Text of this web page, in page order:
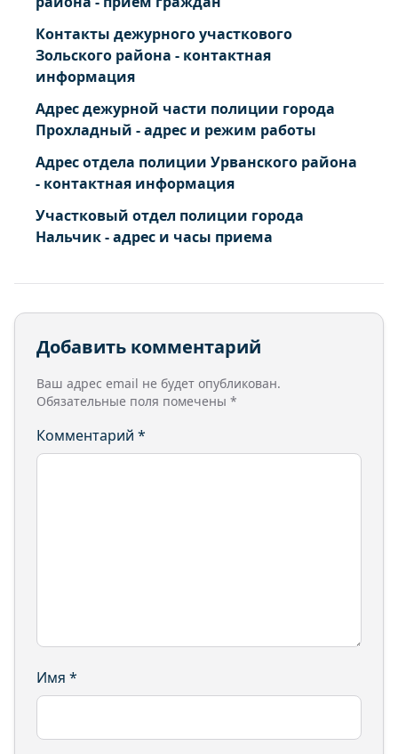
23 25 27 29 31 33 35 37 39 41 43 45 47 49 51 53
55 57 59 61 63 65 65 69 71
Терек г. Теунова ул. Четная сторона улицы
Контакты дежурного участкового
Зольского района - контактная
информация
Адрес дежурной части полиции города
Прохладный - адрес и режим работы
Адрес отдела полиции Урванского района
- контактная информация
Участковый отдел полиции города
Нальчик - адрес и часы приема
Добавить комментарий
Ваш адрес email не будет опубликован.
Обязательные поля помечены *
Комментарий *
Имя *